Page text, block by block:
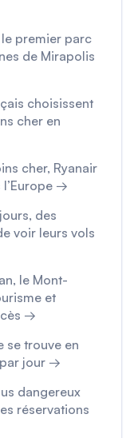
premier parc
de Mirapolis
choisissent
cher en
cher, Ryanair
l’Europe →
des
voir leurs vols
le Mont-
et
→
se trouve en
jour →
dangereux
réservations